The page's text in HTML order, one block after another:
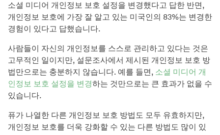
소셜 미디어 개인정보 보호 설정을 변경했다고 답한 반면,
개인정보 보호에 가장 잘 알고 있는 미국인의 83%는 변경한
경험이 있다고 답했습니다.
사람들이 자신의 개인정보를 스스로 관리하고 있다는 것은
고무적인 일이지만, 설문조사에서 제시된 개인정보 보호 방
법만으로는 충분하지 않습니다. 예를 들면, 소셜 미디어 개
인정보 보호 설정을 변경하는 것만으로는 큰 효과가 없을 수
있습니다.
퓨가 나열한 다른 개인정보 보호 방법도 모두 유효하지만,
개인정보 보호를 더욱 강화할 수 있는 다른 방법도 많이 있